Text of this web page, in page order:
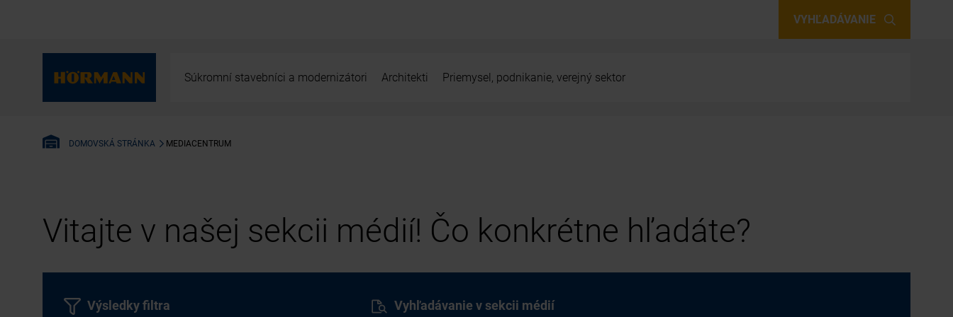
VYHĽADÁVANIE
Súkromní stavebníci a modernizátori Architekti Priemysel, podnikanie, verejný sektor
DOMOVSKÁ STRÁNKA MEDIACENTRUM
Vitajte v našej sekcii médií! Čo konkrétne hľadáte?
Vyhľadávanie v sekcii médií
Výsledky filtra